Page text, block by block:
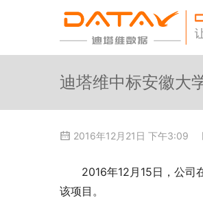
迪塔维中标安徽大
2016年12月21日 下午3:09
2016年12月15日，公司
该项目。